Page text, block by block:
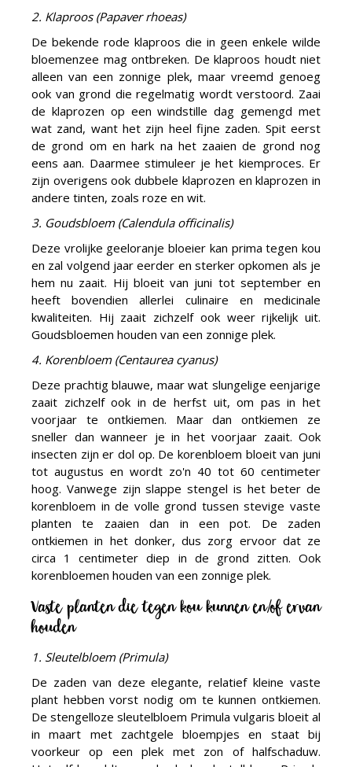
2. Klaproos (Papaver rhoeas)
De bekende rode klaproos die in geen enkele wilde
bloemenzee mag ontbreken. De klaproos houdt niet
alleen van een zonnige plek, maar vreemd genoeg
ook van grond die regelmatig wordt verstoord. Zaai
de klaprozen op een windstille dag gemengd met
wat zand, want het zijn heel fijne zaden. Spit eerst
de grond om en hark na het zaaien de grond nog
eens aan. Daarmee stimuleer je het kiemproces. Er
zijn overigens ook dubbele klaprozen en klaprozen in
andere tinten, zoals roze en wit.
3. Goudsbloem (Calendula officinalis)
Deze vrolijke geeloranje bloeier kan prima tegen kou
en zal volgend jaar eerder en sterker opkomen als je
hem nu zaait. Hij bloeit van juni tot september en
heeft bovendien allerlei culinaire en medicinale
kwaliteiten. Hij zaait zichzelf ook weer rijkelijk uit.
Goudsbloemen houden van een zonnige plek.
4. Korenbloem (Centaurea cyanus)
Deze prachtig blauwe, maar wat slungelige eenjarige
zaait zichzelf ook in de herfst uit, om pas in het
voorjaar te ontkiemen. Maar dan ontkiemen ze
sneller dan wanneer je in het voorjaar zaait. Ook
insecten zijn er dol op. De korenbloem bloeit van juni
tot augustus en wordt zo'n 40 tot 60 centimeter
hoog. Vanwege zijn slappe stengel is het beter de
korenbloem in de volle grond tussen stevige vaste
planten te zaaien dan in een pot. De zaden
ontkiemen in het donker, dus zorg ervoor dat ze
circa 1 centimeter diep in de grond zitten. Ook
korenbloemen houden van een zonnige plek.
Vaste planten die tegen kou kunnen en/of ervan
houden
1. Sleutelbloem (Primula)
De zaden van deze elegante, relatief kleine vaste
plant hebben vorst nodig om te kunnen ontkiemen.
De stengelloze sleutelbloem Primula vulgaris bloeit al
in maart met zachtgele bloempjes en staat bij
voorkeur op een plek met zon of halfschaduw.